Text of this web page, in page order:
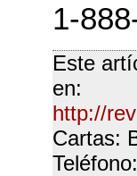
1-
Este
en:
http://
Cartas: